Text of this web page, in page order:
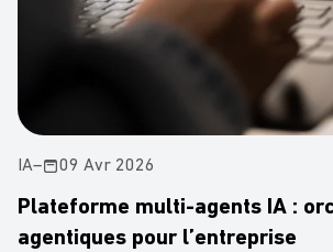
IA– 09 Avr 2026
Plateforme multi-agents IA :
agentiques pour l’entreprise